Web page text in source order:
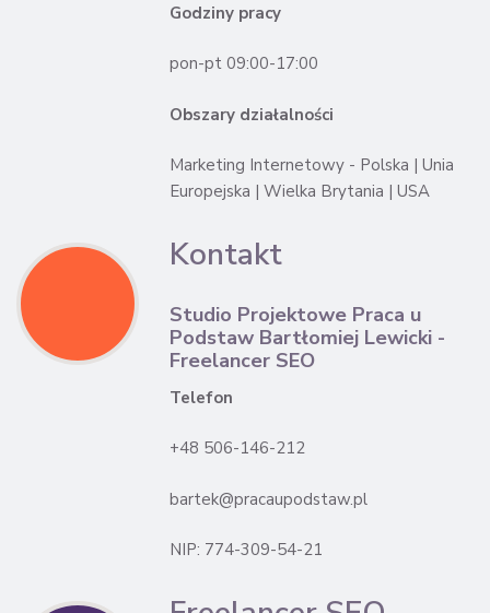
Godziny pracy
pon-pt 09:00-17:00
Obszary działalności
Marketing Internetowy - Polska | Unia
Europejska | Wielka Brytania | USA
Kontakt
Studio Projektowe Praca u
Podstaw Bartłomiej Lewicki -
Freelancer SEO
Telefon
+48 506-146-212
bartek@pracaupodstaw.pl
NIP: 774-309-54-21